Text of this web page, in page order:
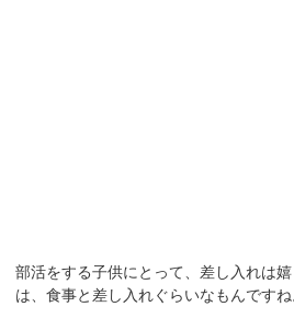
部活をする子供にとって、差し入れは
は、食事と差し入れぐらいなもんですね